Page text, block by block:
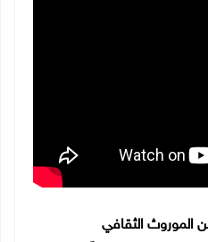
الموروث الثقافي